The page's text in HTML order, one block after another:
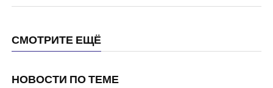
СМОТРИТЕ ЕЩЁ
НОВОСТИ ПО ТЕМЕ